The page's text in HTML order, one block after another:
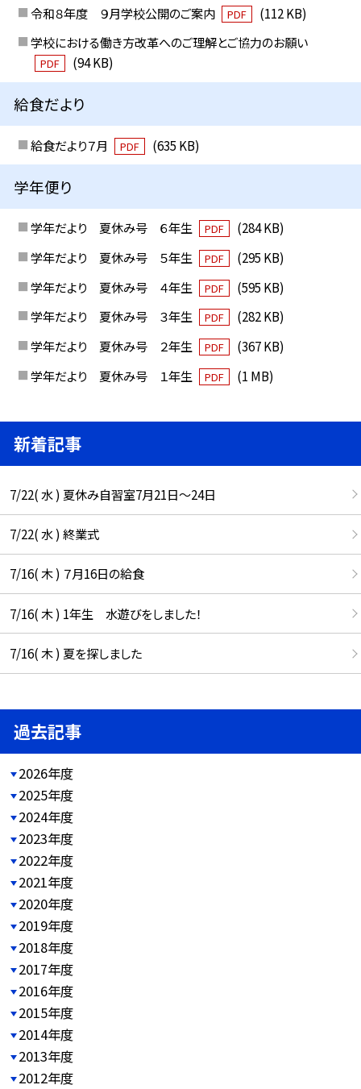
令和８年度 ９月学校公開のご案内 PDF
(112 KB)
学校における働き方改革へのご理解とご協力のお願い
PDF (94 KB)
給食だより
給食だより７月 PDF (635 KB)
学年便り
学年だより 夏休み号 ６年生 PDF
(284 KB)
学年だより 夏休み号 ５年生
PDF
(295 KB)
学年だより 夏休み号 ４年生
PDF
(595 KB)
学年だより 夏休み号 ３年生
PDF
(282 KB)
学年だより 夏休み号 ２年生
PDF
(367 KB)
学年だより 夏休み号 １年生
PDF (1 MB)
新着記事
7/22( 水 ) 夏休み自習室7月21日〜24日
7/22( 水 ) 終業式
7/16( 木 ) ７月16日の給食
7/16( 木 ) 1年生 水遊びをしました！
7/16( 木 ) 夏を探しました
過去記事
2026年度
2025年度
2024年度
2023年度
2022年度
2021年度
2020年度
2019年度
2018年度
2017年度
2016年度
2015年度
2014年度
2013年度
2012年度